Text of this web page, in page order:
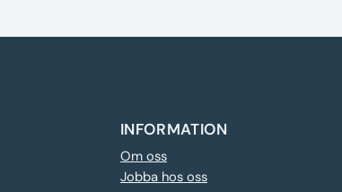
INFORMATION
Om oss
Jobba hos oss